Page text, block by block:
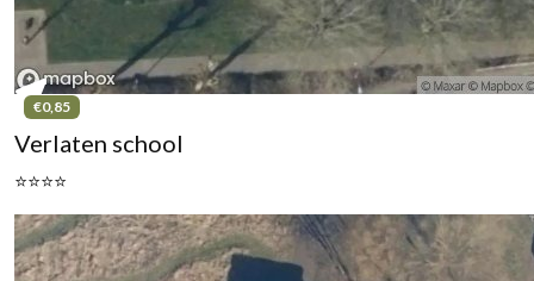
€0,85
Verlaten school
⭐⭐⭐⭐